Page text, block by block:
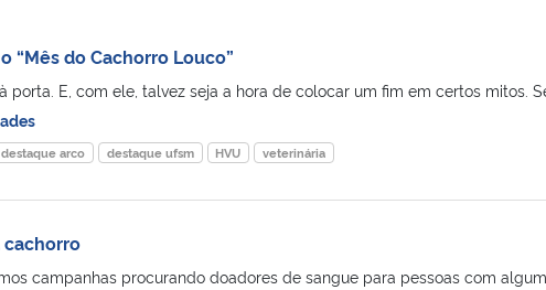
“Mês do Cachorro Louco”
porta. E, com ele, talvez seja a hora de colocar um fim em certos mitos.
destaque arco destaque ufsm HVU veterinária
cachorro
campanhas procurando doadores de sangue para pessoas com algum